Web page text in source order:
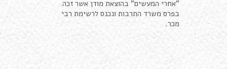
"אחרי המעשים" בהוצאת מודן אשר זכה
בפרס משרד התרבות ונכנס לרשימת רבי
מכר.